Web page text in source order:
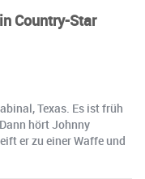
Country-Star
Texas. Es ist früh
hört Johnny
er zu einer Waffe und